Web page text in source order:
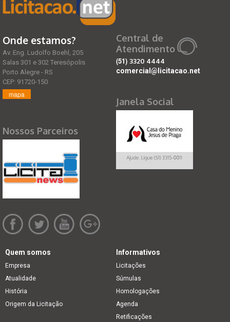
Onde estamos?
Av. Eng. Ludolfo Boehl, 205
Salas 301 e 302 Teresópolis
Porto Alegre - RS
CEP: 91720-150
mapa
Nossos Parceiros
Central de
Atendimento
(51) 3320 4444
comercial@licitacao.net
Janela Social
Quem somos
Empresa
Atualidade
História
Origem da Licitação
Informativos
Licitações
Súmulas
Homologações
Agenda
Retificações